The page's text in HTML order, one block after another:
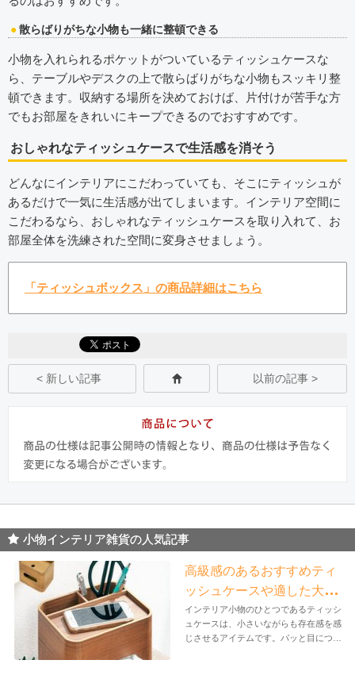
散らばりがちな小物も一緒に整頓できる
小物を入れられるポケットがついているティッシュケースな
ら、テーブルやデスクの上で散らばりがちな小物もスッキリ整
頓できます。収納する場所を決めておけば、片付けが苦手な方
でもお部屋をきれいにキープできるのでおすすめです。
おしゃれなティッシュケースで生活感を消そう
どんなにインテリアにこだわっていても、そこにティッシュが
あるだけで一気に生活感が出てしまいます。インテリア空間に
こだわるなら、おしゃれなティッシュケースを取り入れて、お
部屋全体を洗練された空間に変身させましょう。
「ティッシュボックス」の商品詳細はこちら
< 新しい記事 以前の記事 >
小物インテリア雑貨の人気記事
高級感のあるおすすめティ
ッシュケースや適した大き
さについて解説
インテリア小物のひとつであるティッシ
ュケースは、小さいながらも存在感を感
じさせるアイテムです。パッと目につく